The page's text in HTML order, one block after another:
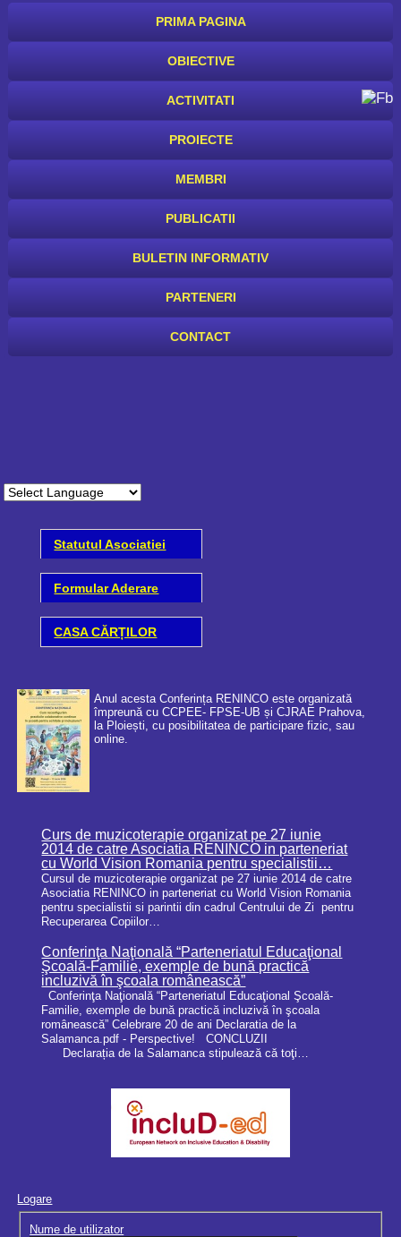
PRIMA PAGINA
OBIECTIVE
ACTIVITATI
PROIECTE
MEMBRI
PUBLICATII
BULETIN INFORMATIV
PARTENERI
CONTACT
Statutul Asociatiei
Formular Aderare
CASA CĂRȚILOR
Anul acesta Conferința RENINCO este organizată
împreună cu CCPEE- FPSE-UB și CJRAE Prahova,
la Ploiești, cu posibilitatea de participare fizic, sau
online.
Curs de muzicoterapie organizat pe 27 iunie
2014 de catre Asociatia RENINCO in parteneriat
cu World Vision Romania pentru specialistii…
Cursul de muzicoterapie organizat pe 27 iunie 2014 de catre
Asociatia RENINCO in parteneriat cu World Vision Romania
pentru specialistii si parintii din cadrul Centrului de Zi pentru
Recuperarea Copiilor…
Conferinţa Naţională “Parteneriatul Educaţional
Şcoală-Familie, exemple de bună practică
incluzivă în şcoala românească”
Conferinţa Naţională “Parteneriatul Educaţional Şcoală-
Familie, exemple de bună practică incluzivă în şcoala
românească” Celebrare 20 de ani Declaratia de la
Salamanca.pdf - Perspective! CONCLUZII
Declarația de la Salamanca stipulează că toţi…
Logare
Nume de utilizator